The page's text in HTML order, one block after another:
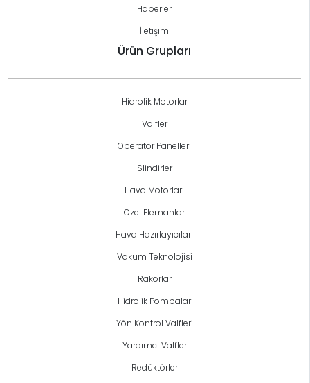
Haberler
İletişim
Ürün Grupları
Hidrolik Motorlar
Valfler
Operatör Panelleri
Slindirler
Hava Motorları
Özel Elemanlar
Hava Hazırlayıcıları
Vakum Teknolojisi
Rakorlar
Hidrolik Pompalar
Yön Kontrol Valfleri
Yardımcı Valfler
Redüktörler